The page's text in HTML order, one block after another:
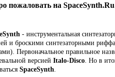
пожаловать на
- инструментальная
и броскими синтезаторными
Первоначальное правильное
версией Italo-Disco . Но в
SpaceSynth